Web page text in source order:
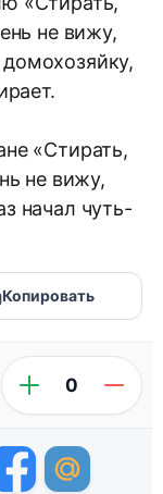
не вижу,
«Стирать,
не вижу,
начал чуть-
Копировать
0